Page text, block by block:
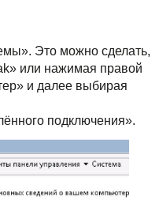
Это можно сделать,
или нажимая правой
и далее выбирая
подключения».